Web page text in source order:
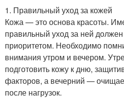
1. Правильный уход за кожей
Кожа — это основа красоты.
правильный уход за ней
приоритетом. Необходимо
внимания утром и вечером.
подготовить кожу к дню,
факторов, а вечерний —
после нагрузок.